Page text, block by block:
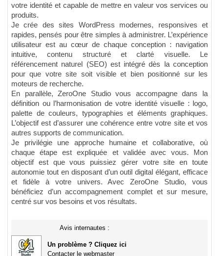
votre identité et capable de mettre en valeur vos services ou
produits.
Je crée des sites WordPress modernes, responsives et
rapides, pensés pour être simples à administrer. L’expérience
utilisateur est au cœur de chaque conception : navigation
intuitive, contenu structuré et clarté visuelle. Le
référencement naturel (SEO) est intégré dès la conception
pour que votre site soit visible et bien positionné sur les
moteurs de recherche.
En parallèle, ZeroOne Studio vous accompagne dans la
définition ou l’harmonisation de votre identité visuelle : logo,
palette de couleurs, typographies et éléments graphiques.
L’objectif est d’assurer une cohérence entre votre site et vos
autres supports de communication.
Je privilégie une approche humaine et collaborative, où
chaque étape est expliquée et validée avec vous. Mon
objectif est que vous puissiez gérer votre site en toute
autonomie tout en disposant d’un outil digital élégant, efficace
et fidèle à votre univers. Avec ZeroOne Studio, vous
bénéficiez d’un accompagnement complet et sur mesure,
centré sur vos besoins et vos résultats.
Avis internautes :
Un problème ? Cliquez ici
Contacter le webmaster